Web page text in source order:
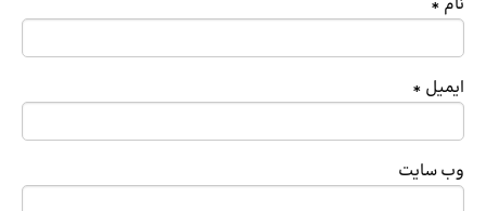
ایمیل *
وب‌ سایت